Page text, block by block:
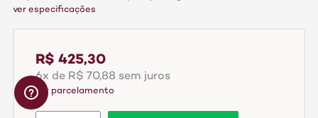
ver especificações
R$ 425,30
6x de R$ 70,88 sem juros
ver parcelamento